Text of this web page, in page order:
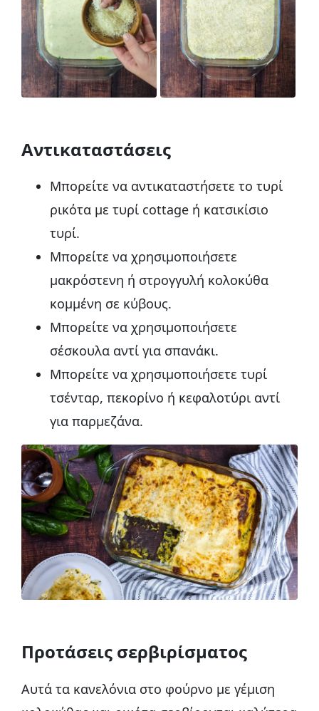
Αντικαταστάσεις
Μπορείτε να αντικαταστήσετε το τυρί
ρικότα με τυρί cottage ή κατσικίσιο
τυρί.
Μπορείτε να χρησιμοποιήσετε
μακρόστενη ή στρογγυλή κολοκύθα
κομμένη σε κύβους.
Μπορείτε να χρησιμοποιήσετε
σέσκουλα αντί για σπανάκι.
Μπορείτε να χρησιμοποιήσετε τυρί
τσένταρ, πεκορίνο ή κεφαλοτύρι αντί
για παρμεζάνα.
Προτάσεις σερβιρίσματος
Αυτά τα κανελόνια στο φούρνο με γέμιση